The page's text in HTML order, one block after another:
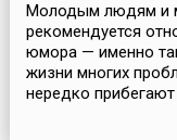
Молодым людям и
рекомендуется
юмора — именно
жизни многих
нередко